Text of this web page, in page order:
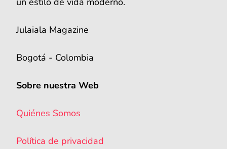
Julaiala Magazine
Bogotá - Colombia
Sobre nuestra Web
Quiénes Somos
Política de privacidad